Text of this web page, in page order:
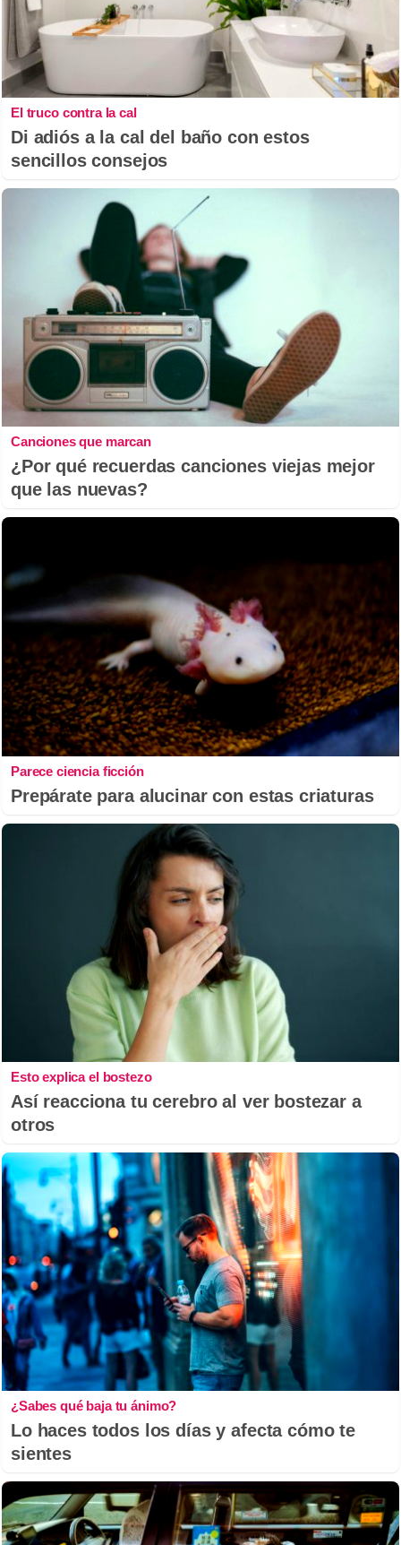
El truco contra la cal
Di adiós a la cal del baño con estos
sencillos consejos
Canciones que marcan
¿Por qué recuerdas canciones viejas mejor
que las nuevas?
Parece ciencia ficción
Prepárate para alucinar con estas criaturas
Esto explica el bostezo
Así reacciona tu cerebro al ver bostezar a
otros
¿Sabes qué baja tu ánimo?
Lo haces todos los días y afecta cómo te
sientes